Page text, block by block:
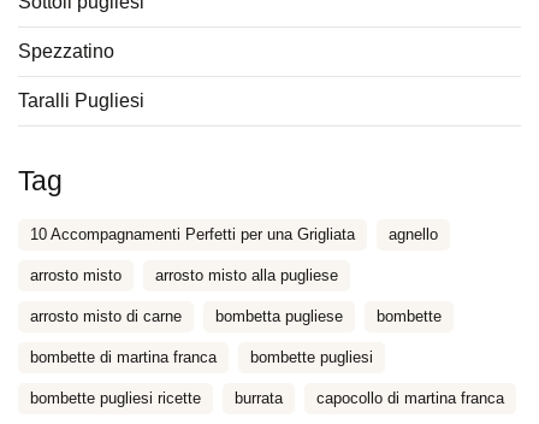
Spezzatino
Taralli Pugliesi
Tag
10 Accompagnamenti Perfetti per una Grigliata agnello
arrosto misto arrosto misto alla pugliese
arrosto misto di carne bombetta pugliese bombette
bombette di martina franca bombette pugliesi
bombette pugliesi ricette burrata capocollo di martina franca